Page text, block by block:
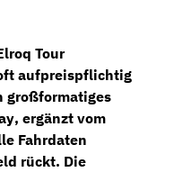
Tour
aufpreispflichtig
großformatiges
, ergänzt vom
Fahrdaten
rückt. Die